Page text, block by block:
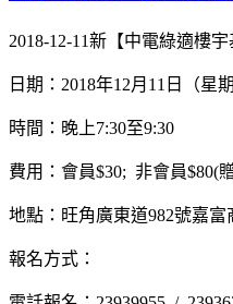
2018-12-11新【中電綠適樓
日期：2018年12月11日（星期
時間：晚上7:30至9:30
費用：會員$30; 非會員$80(
地點：旺角廣東道982號嘉富
報名方式：